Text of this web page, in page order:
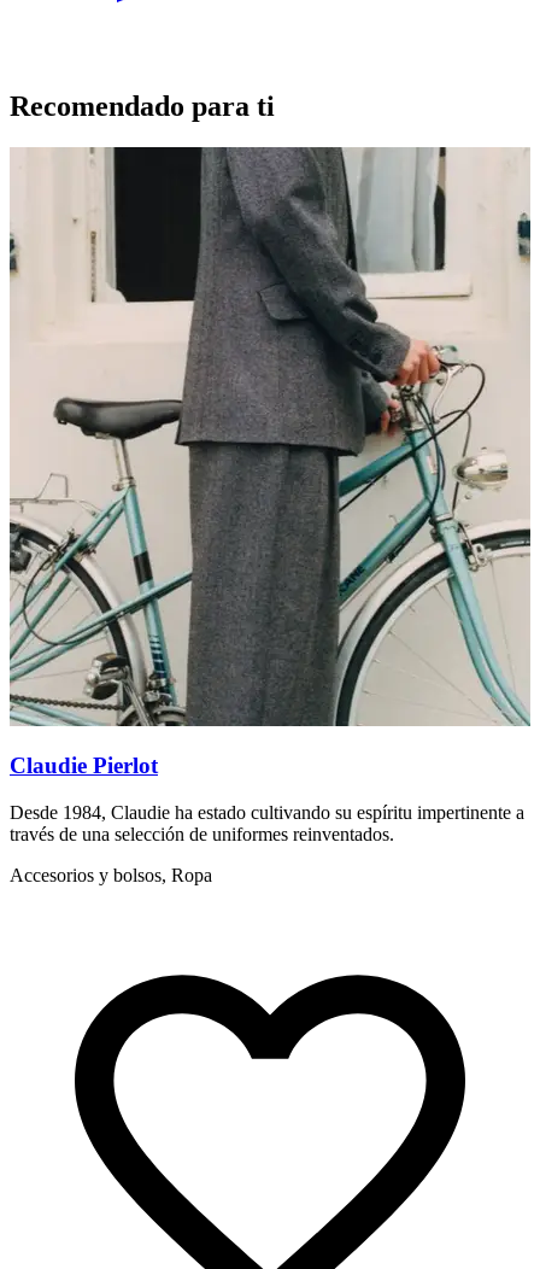
Recomendado para ti
Claudie Pierlot
Desde 1984, Claudie ha estado cultivando su espíritu impertinente a
través de una selección de uniformes reinventados.
Accesorios y bolsos, Ropa